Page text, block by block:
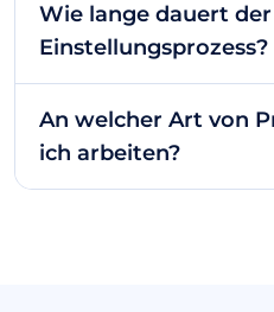
Wie lange dauert der
Einstellungsprozess?
An welcher Art von
ich arbeiten?